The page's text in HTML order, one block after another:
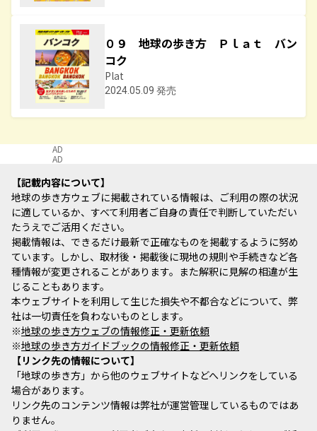
０９ 地球の歩き方 Ｐｌａｔ バン
コク
Plat
2024.05.09 発売
AD
AD
記載内容について
地球の歩き方ウェブに掲載されている情報は、ご利用の際の状況
に適しているか、すべて利用者ご自身の責任で判断していただい
たうえでご活用ください。
掲載情報は、できるだけ最新で正確なものを掲載するように努め
ています。しかし、取材後・掲載後に現地の規則や手続きなど各
種情報が変更されることがあります。また解釈に見解の相違が生
じることもあります。
本ウェブサイトを利用して生じた損失や不都合などについて、弊
社は一切責任を負わないものとします。
※地球の歩き方ウェブの情報修正・更新依頼
※地球の歩き方ガイドブックの情報修正・更新依頼
リンク先の情報について
「地球の歩き方」から他のウェブサイトなどへリンクをしている
場合があります。
リンク先のコンテンツ情報は弊社が運営管理しているものではあ
りません。